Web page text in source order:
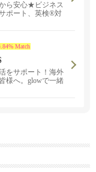
ら安心★ビジネス
ポート、英検®対
タディプランを完
ッショナルなサー
ジュールや学習目
タリの講師をご紹
Match
をサポート！海外
様へ。glowで一緒